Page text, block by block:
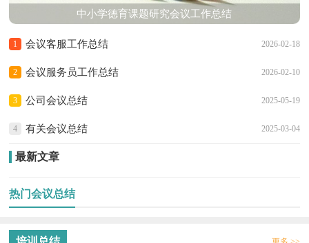
中小学德育课题研究会议工作总结
1 2026-02-18
会议客服工作总结
2 2026-02-10
会议服务员工作总结
3 2025-05-19
公司会议总结
4 2025-03-04
有关会议总结
最新文章
热门会议总结